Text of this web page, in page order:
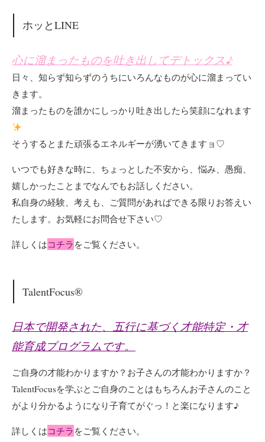
ホッとLINE
心に溜まったものを吐き出してデトックス♪
日々、知らず知らずのうちにいろんなものが心に溜まってい
きます。
溜まったものを誰かにしっかり吐き出したら笑顔になれます
そうするとまた頑張るエネルギーが湧いてきますョ♡
いつでも好きな時に、ちょっとした不安から、悩み、愚痴、
嬉しかったことまでなんでもお話しください。
私自身の経験、考えも、ご質問があればできる限りお答えい
たします。お気軽にお問合せ下さい♡
詳しくはコチラ をご覧ください。
TalentFocus®
日本で開発された、五行に基づく才能特定・才
能育成プログラムです。
ご自身の才能わかりますか？お子さんの才能わかりますか？
TalentFocusを学ぶとご自身のことはもちろんお子さんのこと
がより分かるようになり子育てがぐっ！と楽になります♪
詳しくはコチラ をご覧ください。